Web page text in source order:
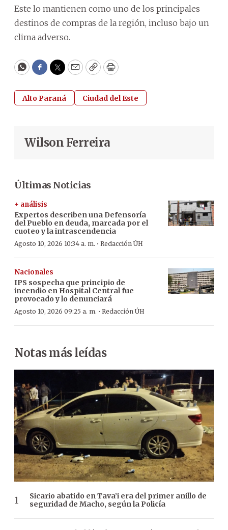
Este lo mantienen como uno de los principales
destinos de compras de la región, incluso bajo un
clima adverso.
WhatsApp
Facebook
Twitter
EmailCopyPrint
Alto Paraná Ciudad del Este
Wilson Ferreira
Últimas Noticias
+ análisis
Expertos describen una Defensoría
del Pueblo en deuda, marcada por el
cuoteo y la intrascendencia
Agosto 10, 2026 10:34 a. m. · Redacción ÚH
Nacionales
IPS sospecha que principio de
incendio en Hospital Central fue
provocado y lo denunciará
Agosto 10, 2026 09:25 a. m. · Redacción ÚH
Notas más leídas
Sicario abatido en Tava’i era del primer anillo de
seguridad de Macho, según la Policía